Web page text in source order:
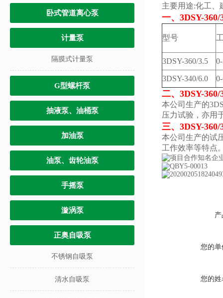
卧式管道离心泵
计量泵
隔膜式计量泵
G型螺杆泵
抽液泵、油桶泵
加油泵
油泵、齿轮油泵
手摇泵
漩涡泵
正奥自吸泵
不锈钢自吸泵
清水自吸泵
主要用途:化工、
一、 3DSY-
型号
3DSY-360/3.5
3DSY-340/6.0
二、 3DSY-
本公司生产的
压力试验，亦用
三、 3DSY-
本公司生产的试
工作效率等特点
您的单
您的姓